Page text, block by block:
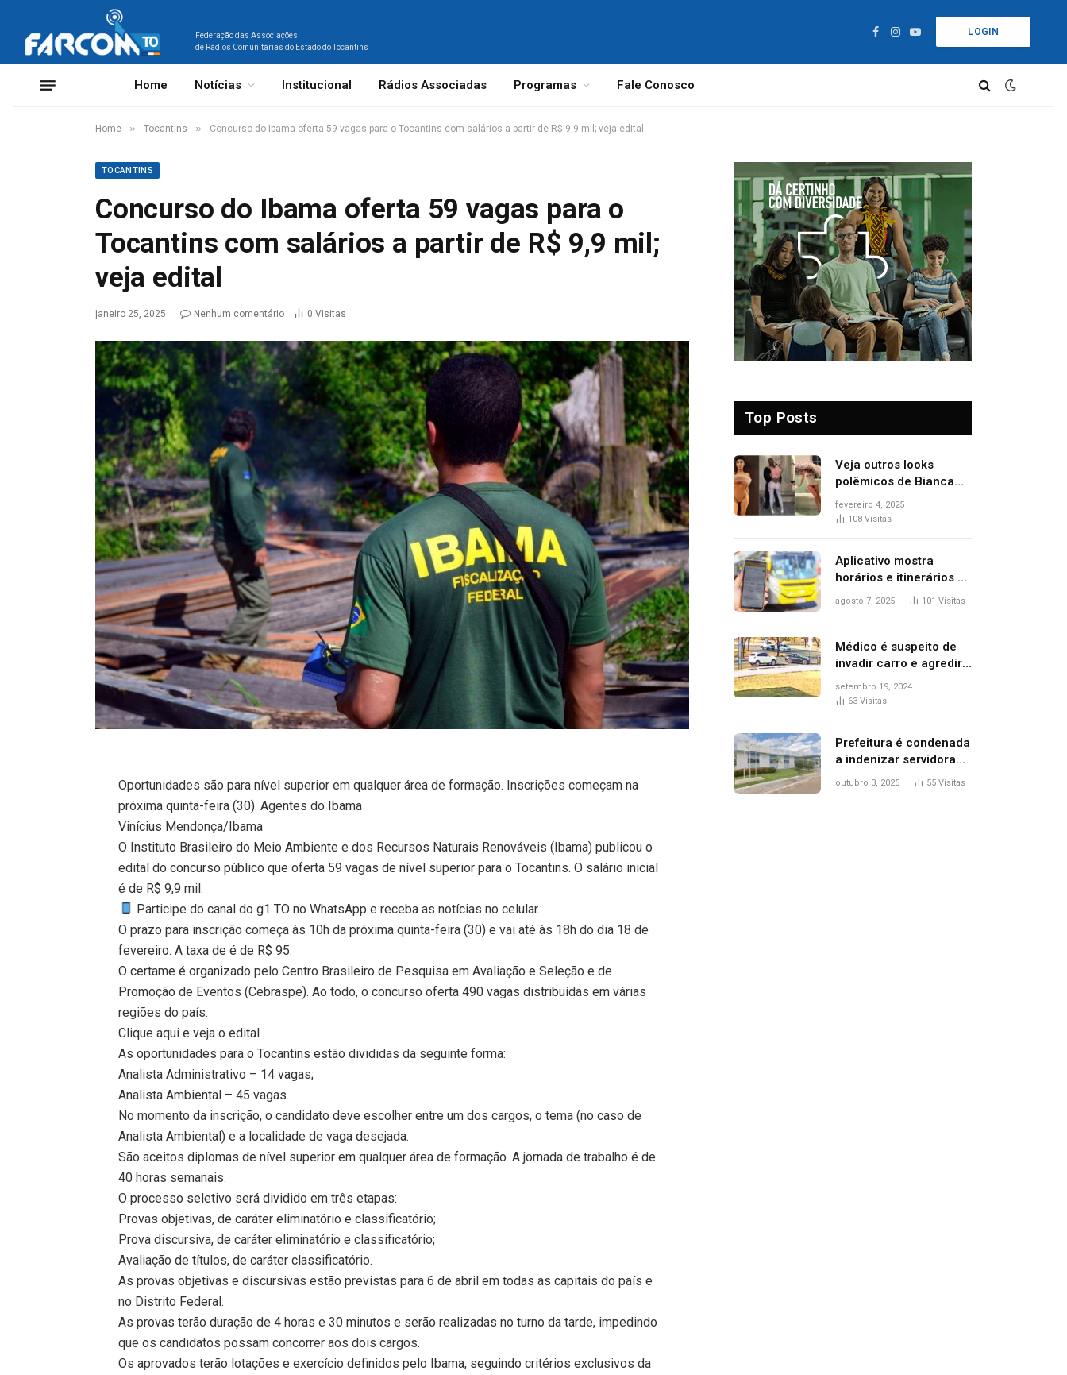
Federação das Associações
de Rádios Comunitárias do Estado do Tocantins
Facebook
Instagram
YouTube
LOGIN
Home Notícias Institucional Rádios Associadas Programas Fale Conosco
Home » Tocantins » Concurso do Ibama oferta 59 vagas para o Tocantins com salários a partir de R$ 9,9 mil; veja edital
TOCANTINS
Concurso do Ibama oferta 59 vagas para o
Tocantins com salários a partir de R$ 9,9 mil;
veja edital
janeiro 25, 2025 Nenhum comentário 0 Visitas
Oportunidades são para nível superior em qualquer área de formação. Inscrições começam na
próxima quinta-feira (30). Agentes do Ibama
Vinícius Mendonça/Ibama
O Instituto Brasileiro do Meio Ambiente e dos Recursos Naturais Renováveis (Ibama) publicou o
edital do concurso público que oferta 59 vagas de nível superior para o Tocantins. O salário inicial
é de R$ 9,9 mil.
Participe do canal do g1 TO no WhatsApp e receba as notícias no celular.
O prazo para inscrição começa às 10h da próxima quinta-feira (30) e vai até às 18h do dia 18 de
fevereiro. A taxa de é de R$ 95.
O certame é organizado pelo Centro Brasileiro de Pesquisa em Avaliação e Seleção e de
Promoção de Eventos (Cebraspe). Ao todo, o concurso oferta 490 vagas distribuídas em várias
regiões do país.
Clique aqui e veja o edital
As oportunidades para o Tocantins estão divididas da seguinte forma:
Analista Administrativo – 14 vagas;
Analista Ambiental – 45 vagas.
No momento da inscrição, o candidato deve escolher entre um dos cargos, o tema (no caso de
Analista Ambiental) e a localidade de vaga desejada.
São aceitos diplomas de nível superior em qualquer área de formação. A jornada de trabalho é de
40 horas semanais.
O processo seletivo será dividido em três etapas:
Provas objetivas, de caráter eliminatório e classificatório;
Prova discursiva, de caráter eliminatório e classificatório;
Avaliação de títulos, de caráter classificatório.
As provas objetivas e discursivas estão previstas para 6 de abril em todas as capitais do país e
no Distrito Federal.
As provas terão duração de 4 horas e 30 minutos e serão realizadas no turno da tarde, impedindo
que os candidatos possam concorrer aos dois cargos.
Os aprovados terão lotações e exercício definidos pelo Ibama, seguindo critérios exclusivos da
Top Posts
Veja outros looks
polêmicos de Bianca
Censori, esposa de
Kanye West que
fevereiro 4, 2025
108 Visitas
Aplicativo mostra
horários e itinerários de
ônibus a usuários do
agosto 7, 2025 101 Visitas
Médico é suspeito de
invadir carro e agredir
delegado aposentado
durante confusão no
setembro 19, 2024
63 Visitas
Prefeitura é condenada
a indenizar servidora
temporária demitida
outubro 3, 2025 55 Visitas